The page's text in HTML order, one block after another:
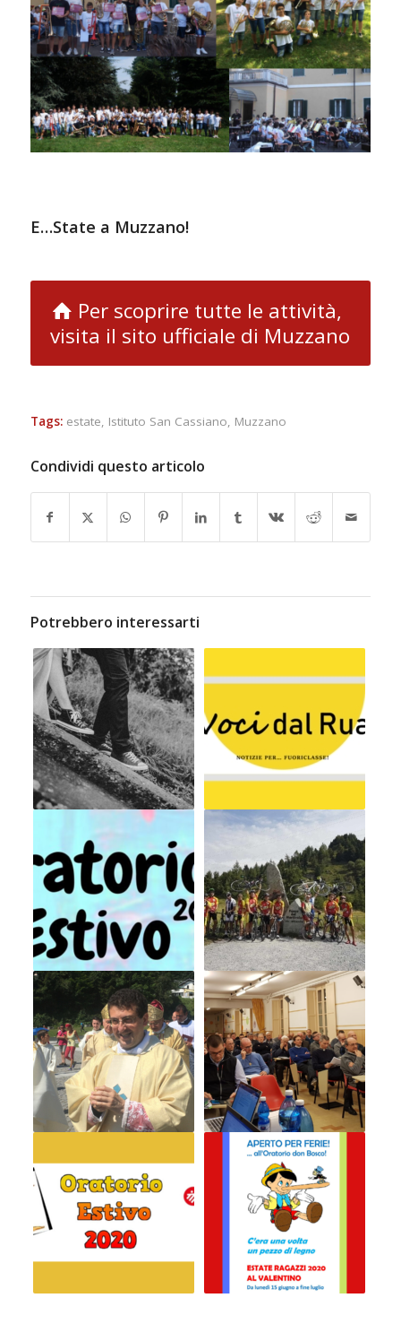
E…State a Muzzano!
Per scoprire tutte le attività,
visita il sito ufficiale di Muzzano
Tags: estate, Istituto San Cassiano, Muzzano
Condividi questo articolo
Potrebbero interessarti